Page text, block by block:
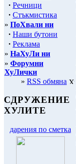
· Речници
· Стъкмистика
» ПоХвали ни
· Наши бутони
· Реклама
» НаХуЛи ни
» Форумни
ХуЛички
» RSS обмяна
СДРУЖЕНИЕ
ХУЛИТЕ
дарения по сметка